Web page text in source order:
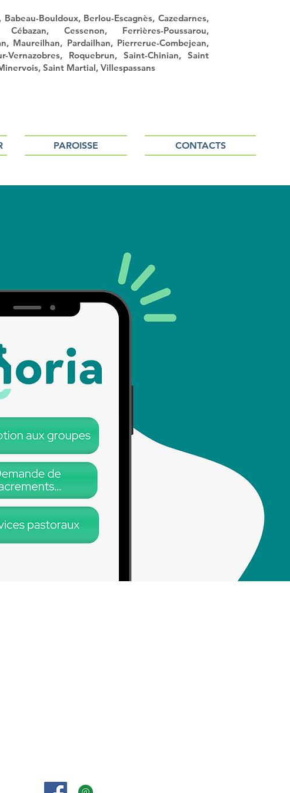
Babeau-Bouldoux, Berlou-Escagnès, Cazedarnes,
Cébazan, Cessenon, Ferrières-Poussarou,
Maureilhan, Pardailhan, Pierrerue-Combejean,
Vernazobres, Roquebrun, Saint-Chinian, Saint
Saint Martial, Villespassans
PAROISSE CONTACTS